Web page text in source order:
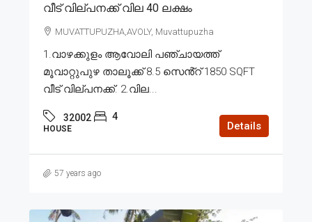
വീട് വില്പനക്ക് വില 40 ലക്ഷം
MUVATTUPUZHA,AVOLY, Muvattupuzha
1.വാഴക്കുളം ആവോലി പഞ്ചായത്ത്
മൂവാറ്റുപുഴ താലൂക്ക് 8.5 സെൻ്റ് 1850 SQFT
വീട് വില്പനക്ക്. 2.വില...
32002 4
HOUSE Details
57 years ago